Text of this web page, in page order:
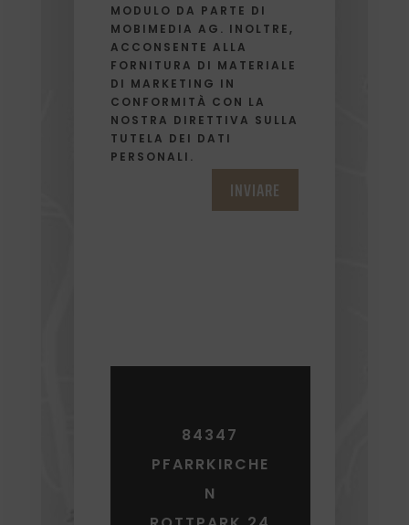
MODULO DA PARTE DI
MOBIMEDIA AG. INOLTRE,
ACCONSENTE ALLA
FORNITURA DI MATERIALE
DI MARKETING IN
CONFORMITÀ CON LA
NOSTRA DIRETTIVA SULLA
TUTELA DEI DATI
PERSONALI.
INVIARE
84347
PFARRKIRCHE
N